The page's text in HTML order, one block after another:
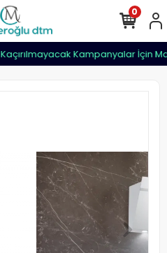
Kaçırılmayacak Kampanyalar İçin
0